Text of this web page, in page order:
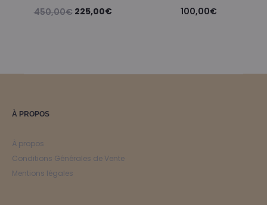
450,00€ Le
225,00€Le
100,00€
À PROPOS
À propos
Conditions Générales de Vente
Mentions légales